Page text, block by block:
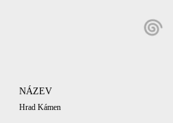
NÁZEV
Hrad Kámen